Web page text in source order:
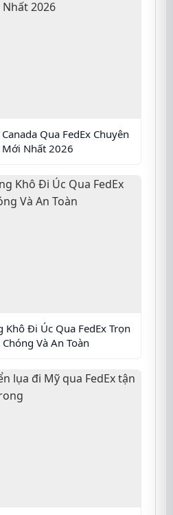
Qua FedEx Chuyên
Nhất 2026
Đi Úc Qua FedEx Trọn
Và An Toàn